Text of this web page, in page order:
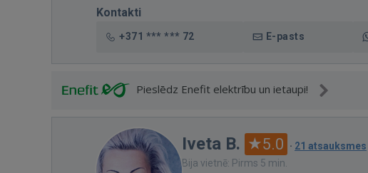
Kontakti
+371 *** *** 72 E-pasts
Pieslēdz Enefit elektrību un ietaupi!
Iveta B. 5.0 · 21 atsauksmes
Bija vietnē: Pirms 5 min.